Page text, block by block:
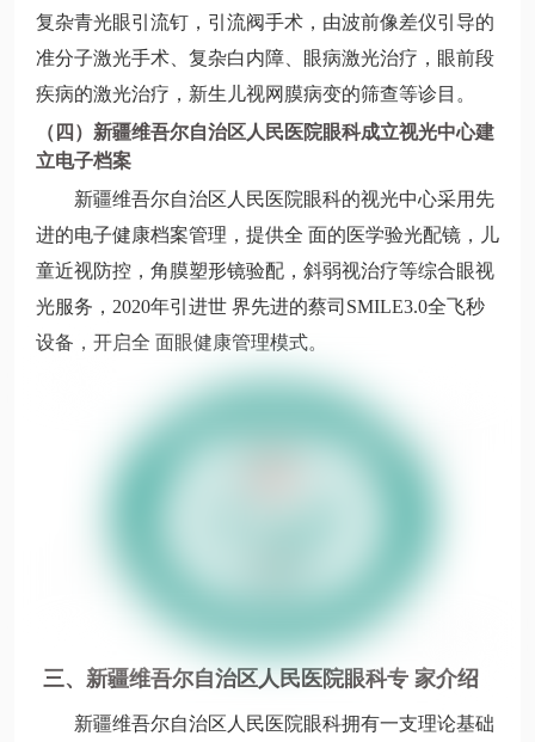
复杂青光眼引流钉，引流阀手术，由波前像差仪引导的
准分子激光手术、复杂白内障、眼病激光治疗，眼前段
疾病的激光治疗，新生儿视网膜病变的筛查等诊目。
（四）新疆维吾尔自治区人民医院眼科成立视光中心建
立电子档案
新疆维吾尔自治区人民医院眼科的视光中心采用先
进的电子健康档案管理，提供全 面的医学验光配镜，儿
童近视防控，角膜塑形镜验配，斜弱视治疗等综合眼视
光服务，2020年引进世 界先进的蔡司SMILE3.0全飞秒
设备，开启全 面眼健康管理模式。
三、新疆维吾尔自治区人民医院眼科专 家介绍
新疆维吾尔自治区人民医院眼科拥有一支理论基础